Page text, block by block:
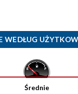
WEDŁUG
Średnie